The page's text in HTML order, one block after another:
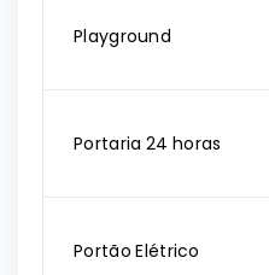
Playground
Portaria 24 horas
Portão Elétrico